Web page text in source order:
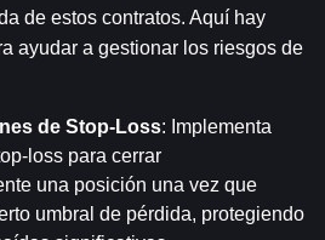
de estos contratos. Aquí hay
ayudar a gestionar los riesgos de
de Stop-Loss: Implementa
loss para cerrar
una posición una vez que
umbral de pérdida, protegiendo